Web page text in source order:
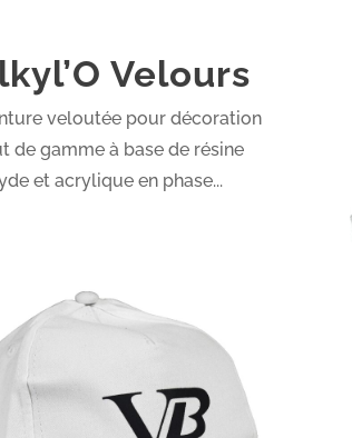
Velours
veloutée pour décoration
de gamme à base de résine
et acrylique en phase...